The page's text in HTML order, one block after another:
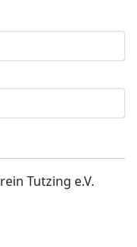
Tutzing e.V.